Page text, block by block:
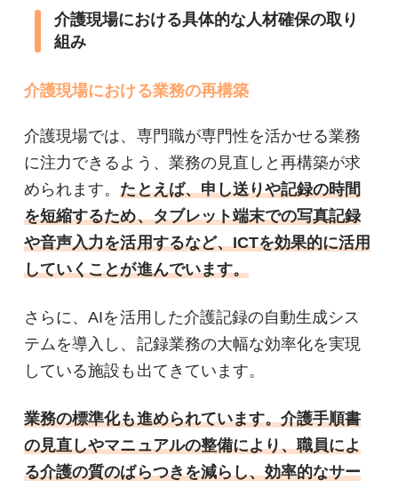
介護現場における具体的な人材確保の取り
組み
介護現場における業務の再構築
介護現場では、専門職が専門性を活かせる業務
に注力できるよう、業務の見直しと再構築が求
められます。たとえば、申し送りや記録の時間
を短縮するため、タブレット端末での写真記録
や音声入力を活用するなど、ICTを効果的に活用
していくことが進んでいます。
さらに、AIを活用した介護記録の自動生成シス
テムを導入し、記録業務の大幅な効率化を実現
している施設も出てきています。
業務の標準化も進められています。介護手順書
の見直しやマニュアルの整備により、職員によ
る介護の質のばらつきを減らし、効率的なサー